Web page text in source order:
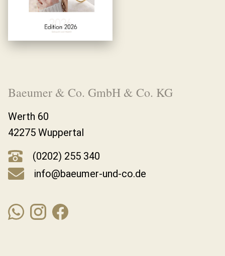
Baeumer & Co. GmbH & Co. KG
Werth 60
42275 Wuppertal
(0202) 255 340
info@baeumer-und-co.de